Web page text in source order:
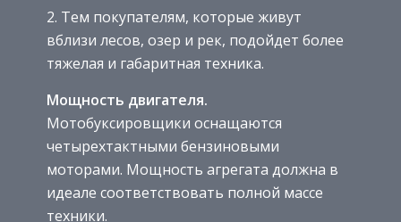
Тем покупателям, которые живут
вблизи лесов, озер и рек, подойдет более
тяжелая и габаритная техника.
Мощность двигателя.
Мотобуксировщики оснащаются
четырехтактными бензиновыми
моторами. Мощность агрегата должна в
идеале соответствовать полной массе
техники.